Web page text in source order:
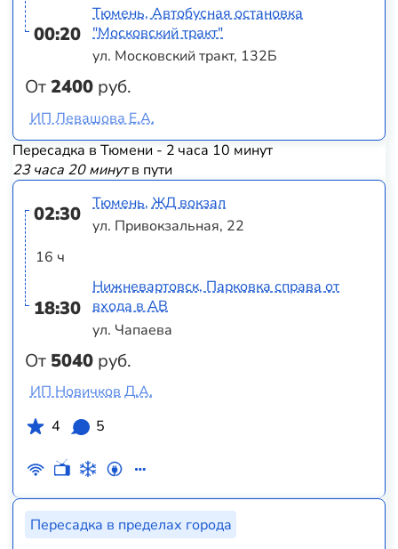
00:20
От2400 руб.
Тюмень, Автобусная остановка
"Московский тракт"
ул. Московский тракт, 132Б
ИП Левашова Е.А.
Пересадка в Тюмени - 2 часа 10 минут
23 часа 20 минутв пути
02:30
16 ч
18:30
От 5040 руб.
Тюмень, ЖД вокзал
ул. Привокзальная, 22
Нижневартовск, Парковка справа от
входа в АВ
ул. Чапаева
ИП Новичков Д.А.
4
5
Пересадка в пределах города